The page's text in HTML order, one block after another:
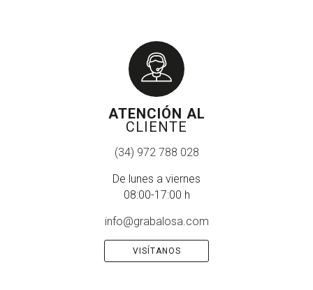
ATENCIÓN AL
CLIENTE
(34) 972 788 028
De lunes a viernes
08:00-17:00 h
info@grabalosa.com
VISÍTANOS